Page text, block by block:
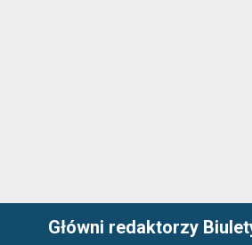
Główni redaktorzy